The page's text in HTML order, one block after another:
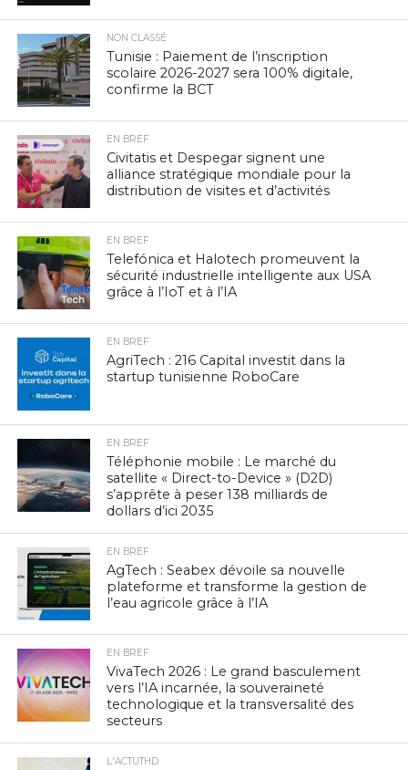
NON CLASSÉ
Tunisie : Paiement de l’inscription
scolaire 2026-2027 sera 100% digitale,
confirme la BCT
EN BREF
Civitatis et Despegar signent une
alliance stratégique mondiale pour la
distribution de visites et d’activités
EN BREF
Telefónica et Halotech promeuvent la
sécurité industrielle intelligente aux USA
grâce à l’IoT et à l’IA
EN BREF
AgriTech : 216 Capital investit dans la
startup tunisienne RoboCare
EN BREF
Téléphonie mobile : Le marché du
satellite « Direct-to-Device » (D2D)
s’apprête à peser 138 milliards de
dollars d’ici 2035
EN BREF
AgTech : Seabex dévoile sa nouvelle
plateforme et transforme la gestion de
l’eau agricole grâce à l’IA
EN BREF
VivaTech 2026 : Le grand basculement
vers l’IA incarnée, la souveraineté
technologique et la transversalité des
secteurs
L'ACTUTHD